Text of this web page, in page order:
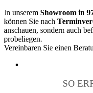
In unserem Showroom in
können Sie nach
anschauen, sondern auch
probeliegen.
Vereinbaren Sie einen
SO